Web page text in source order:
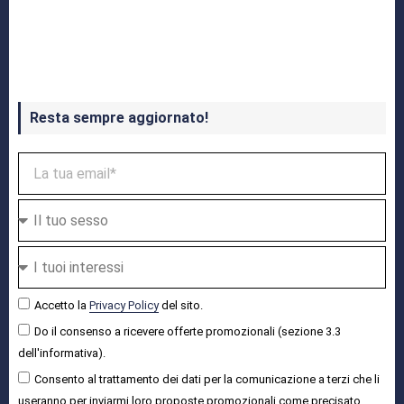
Resta sempre aggiornato!
Accetto la Privacy Policydel sito.
Do il consenso a ricevere offerte promozionali (sezione 3.3
dell'informativa).
Consento al trattamento dei dati per la comunicazione a terzi che li
useranno per inviarmi loro proposte promozionali come precisato